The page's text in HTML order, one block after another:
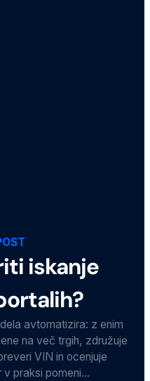
iskanje
avtomatizira: z enim
na več trgih, združuje
VIN in ocenjuje
praksi pomeni...